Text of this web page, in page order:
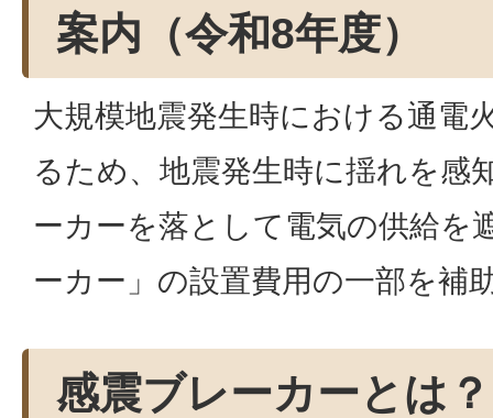
案内（令和8年度）
大規模地震発生時における通電
るため、地震発生時に揺れを感
ーカーを落として電気の供給を
ーカー」の設置費用の一部を補
感震ブレーカーとは？